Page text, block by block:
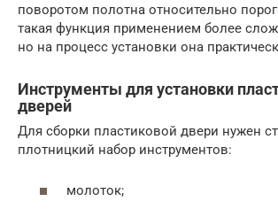
поворотом полотна относительно
такая функция применением более
но на процесс установки она
Инструменты для установки
дверей
Для сборки пластиковой двери нужен
плотницкий набор инструментов:
молоток;